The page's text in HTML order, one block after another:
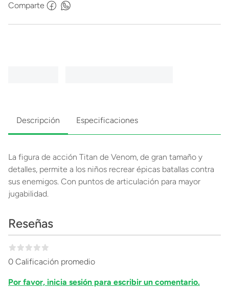
Comparte
Descripción Especificaciones
La figura de acción Titan de Venom, de gran tamaño y
detalles, permite a los niños recrear épicas batallas contra
sus enemigos. Con puntos de articulación para mayor
jugabilidad.
Reseñas
0 Calificación promedio
Por favor, inicia sesión para escribir un comentario.